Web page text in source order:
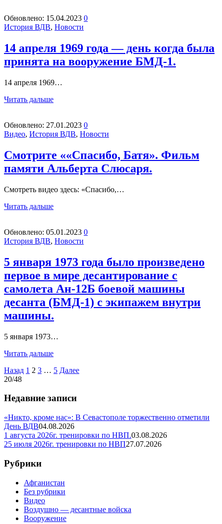
Обновлено: 15.04.2023 0
История ВДВ, Новости
14 апреля 1969 года — день когда была
принята на вооружение БМД-1.
14 апреля 1969…
Читать дальше
Обновлено: 27.01.2023 0
Видео, История ВДВ, Новости
Смотрите ««Спасибо, Батя». Фильм
памяти Альберта Слюсаря.
Смотреть видео здесь: «Спасибо,…
Читать дальше
Обновлено: 05.01.2023 0
История ВДВ, Новости
5 января 1973 года было произведено
первое в мире десантирование с
самолета Ан-12Б боевой машины
десанта (БМД-1) с экипажем внутри
машины.
5 января 1973…
Читать дальше
Пагинация
записей
Назад 1 2 3 … 5 Далее
20/48
Недавние записи
«Никто, кроме нас»: В Севастополе торжественно отметили
День ВДВ04.08.2026
1 августа 2026г. тренировки по НВП.03.08.2026
25 июля 2026г. тренировки по НВП27.07.2026
Рубрики
Афганистан
Без рубрики
Видео
Воздушно — десантные войска
Вооружение